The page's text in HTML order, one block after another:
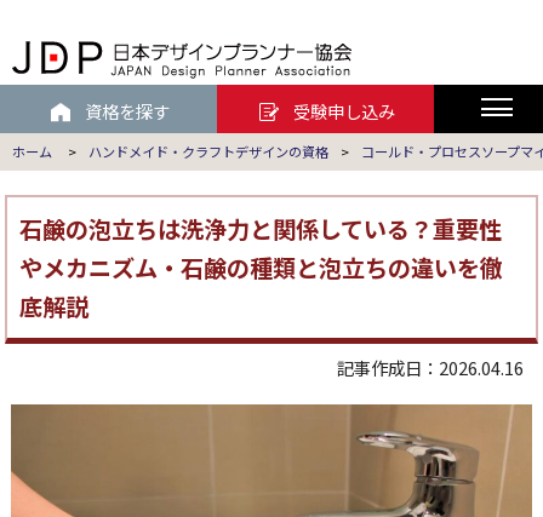
資格を探す 受験申し込み
ホーム > ハンドメイド・クラフトデザインの資格 > コールド・プロセスソープマ
石鹸の泡立ちは洗浄力と関係している？重要性
やメカニズム・石鹸の種類と泡立ちの違いを徹
底解説
記事作成日：2026.04.16